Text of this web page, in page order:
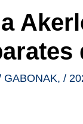
GABONAK, /